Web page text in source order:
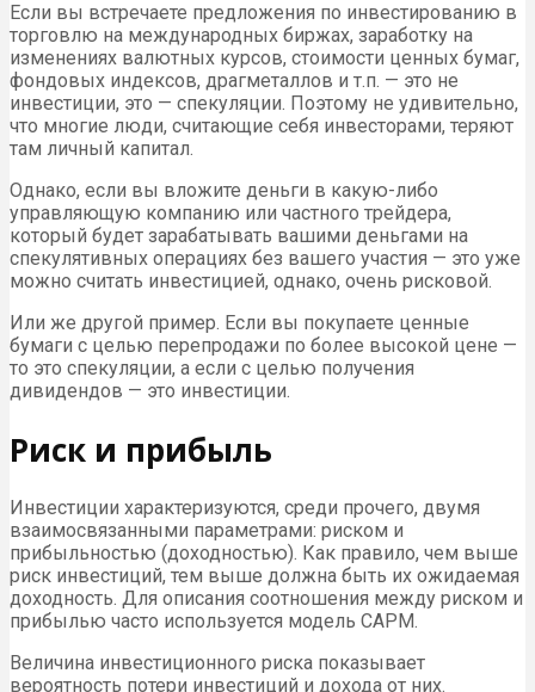
Если вы встречаете предложения по инвестированию в
торговлю на международных биржах, заработку на
изменениях валютных курсов, стоимости ценных бумаг,
фондовых индексов, драгметаллов и т.п. — это не
инвестиции, это — спекуляции. Поэтому не удивительно,
что многие люди, считающие себя инвесторами, теряют
там личный капитал.
Однако, если вы вложите деньги в какую-либо
управляющую компанию или частного трейдера,
который будет зарабатывать вашими деньгами на
спекулятивных операциях без вашего участия — это уже
можно считать инвестицией, однако, очень рисковой.
Или же другой пример. Если вы покупаете ценные
бумаги с целью перепродажи по более высокой цене —
то это спекуляции, а если с целью получения
дивидендов — это инвестиции.
Риск и прибыль
Инвестиции характеризуются, среди прочего, двумя
взаимосвязанными параметрами: риском и
прибыльностью (доходностью). Как правило, чем выше
риск инвестиций, тем выше должна быть их ожидаемая
доходность. Для описания соотношения между риском и
прибылью часто используется модель CAPM.
Величина инвестиционного риска показывает
вероятность потери инвестиций и дохода от них.